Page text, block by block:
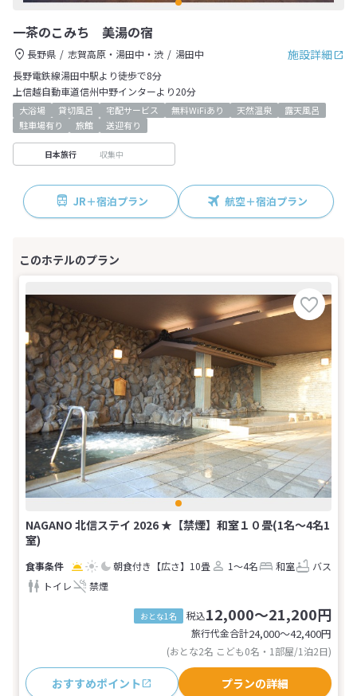
一茶のこみち 美湯の宿
施設詳細
長野県 志賀高原・湯田中・渋
湯田中
長野電鉄線湯田中駅より徒歩で8分
上信越自動車道信州中野インターより20分
大浴場 貸切風呂 宅配サービス 無料WiFiあり 天然温泉
露天風呂
駐車場有り
旅館 送迎有り
日本旅行 収集中
JR＋宿泊プラン 航空＋宿泊プラン
NAGANO 北信ステイ 2026 ★【禁煙】和室１０畳(1名～4名1
室)
朝食付き 【広さ】10畳 1～4名 和室
バス
トイレ
禁煙
おとな1名 税込12,000～21,200円
旅行代金合計24,000〜42,400円
(おとな2名 こども0名・1部屋/1泊2日)
おすすめポイント プランの詳細